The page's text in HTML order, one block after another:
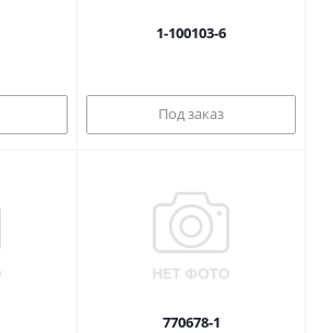
1-100103-6
Под заказ
770678-1